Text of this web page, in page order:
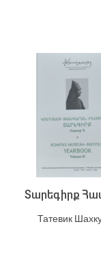
Տարեգիրք
Татевик